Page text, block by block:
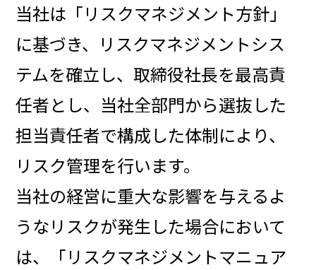
当社は「リスクマネジメント方針」
に基づき、リスクマネジメントシス
テムを確立し、取締役社長を最高責
任者とし、当社全部門から選抜した
担当責任者で構成した体制により、
リスク管理を行います。
当社の経営に重大な影響を与えるよ
うなリスクが発生した場合において
は、「リスクマネジメントマニュア